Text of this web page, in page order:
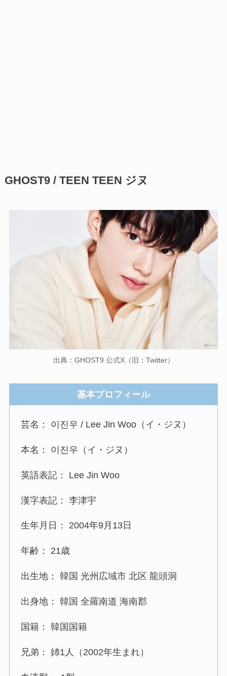
GHOST9 / TEEN TEEN ジヌ
出典：GHOST9 公式X（旧：Twitter）
基本プロフィール
芸名： 이진우 / Lee Jin Woo（イ・ジヌ）
本名： 이진우（イ・ジヌ）
英語表記： Lee Jin Woo
漢字表記： 李津宇
生年月日： 2004年9月13日
年齢： 21歳
出生地： 韓国 光州広域市 北区 龍頭洞
出身地： 韓国 全羅南道 海南郡
国籍： 韓国国籍
兄弟： 姉1人（2002年生まれ）